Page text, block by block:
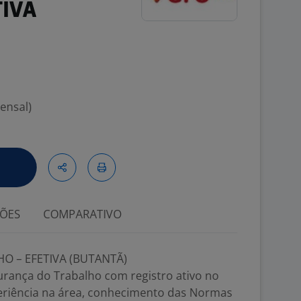
COMPARATIVO
– EFETIVA (BUTANTÃ)
do Trabalho com registro ativo no
na área, conhecimento das Normas